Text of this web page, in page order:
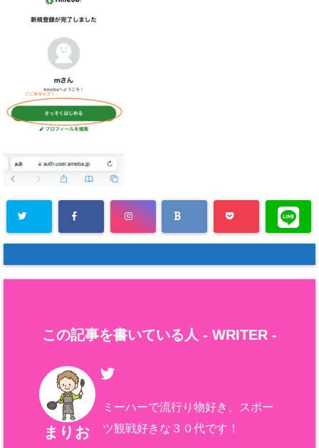
この記事を書いている人 - WRITER -
まりお
ミーハーで流行り物好き、スポー
ツ観戦好きな３０代です！